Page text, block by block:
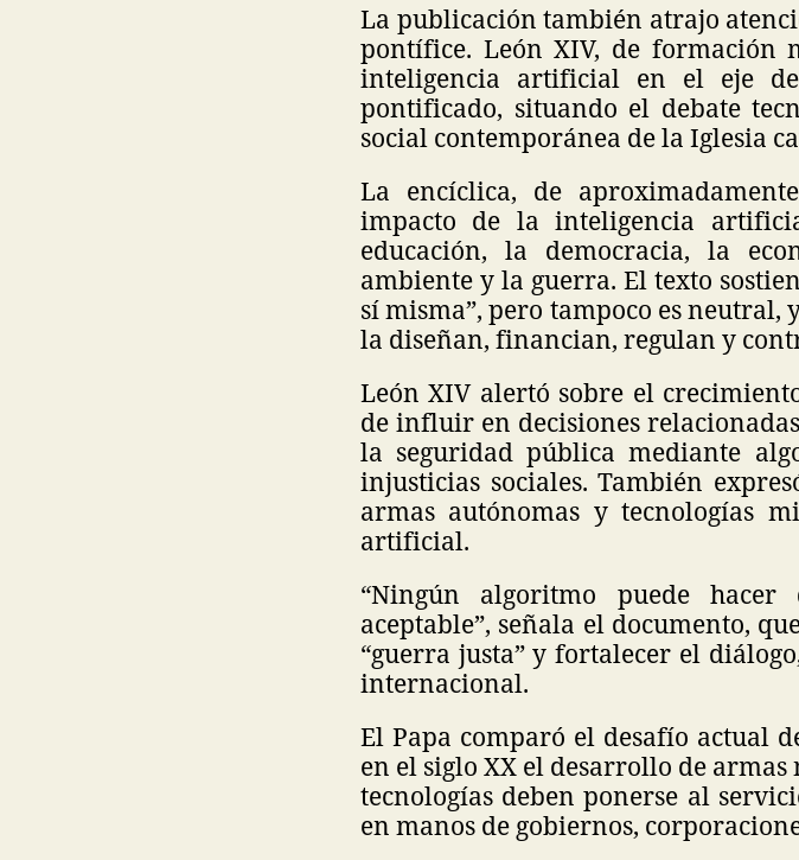
La publicación también atrajo
pontífice. León XIV, de formación
inteligencia artificial en el eje
pontificado, situando el debate
social contemporánea de la Iglesia
La encíclica, de
impacto de la inteligencia
educación, la democracia, la
ambiente y la guerra. El texto
sí misma”, pero tampoco es neutral,
la diseñan, financian, regulan y
León XIV alertó sobre el
de influir en decisiones
la seguridad pública mediante
injusticias sociales. También
armas autónomas y tecnologías
artificial.
“Ningún algoritmo puede
aceptable”, señala el documento,
“guerra justa” y fortalecer el
internacional.
El Papa comparó el desafío actual
en el siglo XX el desarrollo de
tecnologías deben ponerse al
en manos de gobiernos,